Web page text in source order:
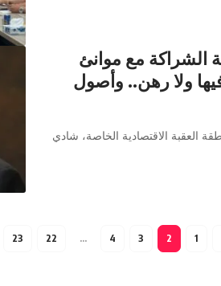
الشراكة مع موانئ
ولا رهن.. وأصول
العقبة الاقتصادية الخاصة، شادي
1
2
3
4
…
22
23